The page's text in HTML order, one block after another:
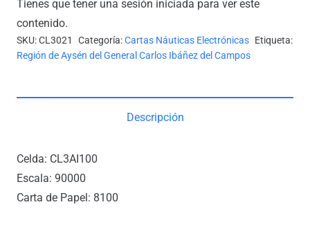
Tienes que tener una sesión iniciada para ver este
contenido.
SKU:CL3021 Categoría:Cartas Náuticas Electrónicas Etiqueta:
Región de Aysén del General Carlos Ibáñez del Campos
Descripción
Celda: CL3AI100
Escala: 90000
Carta de Papel: 8100